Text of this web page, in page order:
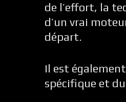
de l’effort, la
d’un vrai
départ.
Il est
spécifique et